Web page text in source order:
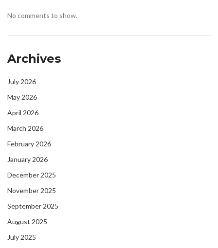
No comments to show.
Archives
July 2026
May 2026
April 2026
March 2026
February 2026
January 2026
December 2025
November 2025
September 2025
August 2025
July 2025